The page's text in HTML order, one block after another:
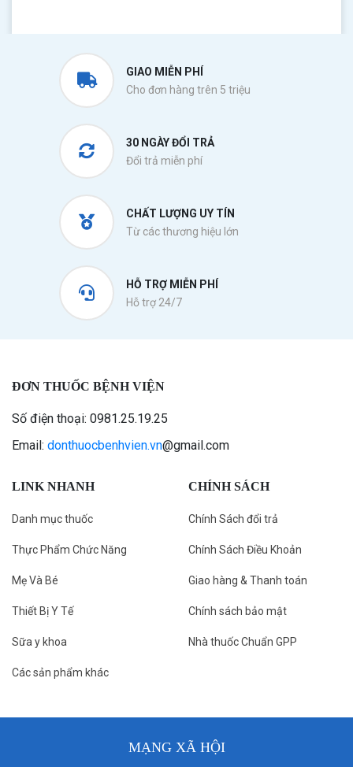
GIAO MIỄN PHÍ
Cho đơn hàng trên 5 triệu
30 NGÀY ĐỔI TRẢ
Đổi trả miễn phí
CHẤT LƯỢNG UY TÍN
Từ các thương hiệu lớn
HỖ TRỢ MIỄN PHÍ
Hỗ trợ 24/7
ĐƠN THUỐC BỆNH VIỆN
Số điện thoại: 0981.25.19.25
Email: donthuocbenhvien.vn@gmail.com
LINK NHANH
Danh mục thuốc
Thực Phẩm Chức Năng
Mẹ Và Bé
Thiết Bị Y Tế
Sữa y khoa
Các sản phẩm khác
CHÍNH SÁCH
Chính Sách đổi trả
Chính Sách Điều Khoản
Giao hàng & Thanh toán
Chính sách bảo mật
Nhà thuốc Chuẩn GPP
MẠNG XÃ HỘI